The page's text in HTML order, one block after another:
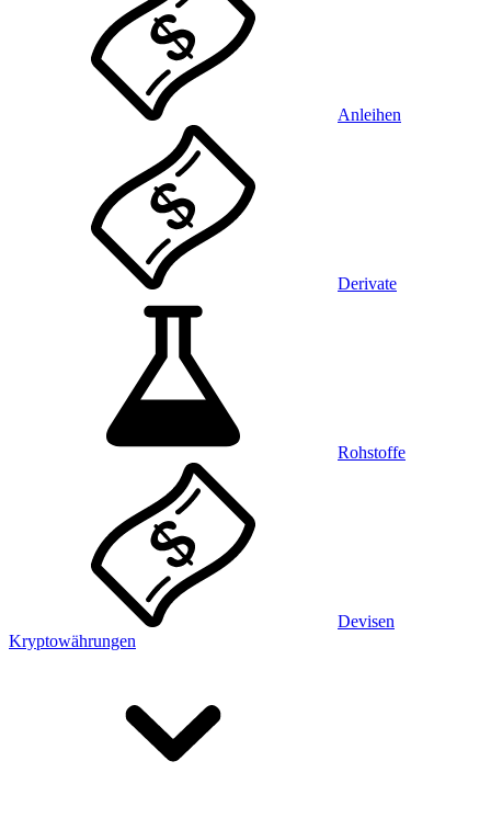
Anleihen
Derivate
Rohstoffe
Devisen
Kryptowährungen